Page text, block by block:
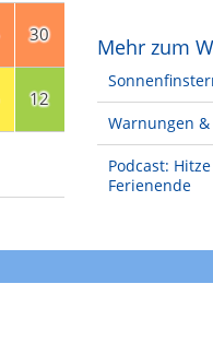
30
12
Mehr zum
Warnungen
Podcast:
Ferienende